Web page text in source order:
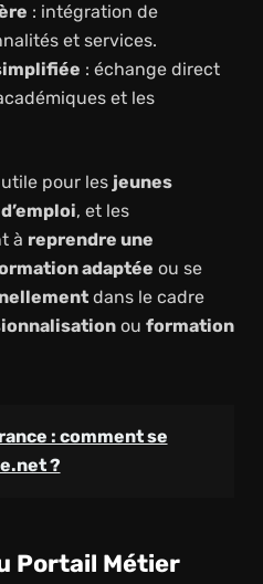
: intégration de
et services.
: échange direct
et les
pour les jeunes
, et les
à reprendre une
adaptée ou se
dans le cadre
ou formation
: comment se
?
Portail Métier